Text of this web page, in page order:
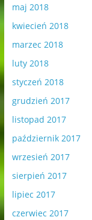
maj 2018
kwiecień 2018
marzec 2018
luty 2018
styczeń 2018
grudzień 2017
listopad 2017
październik 2017
wrzesień 2017
sierpień 2017
lipiec 2017
czerwiec 2017